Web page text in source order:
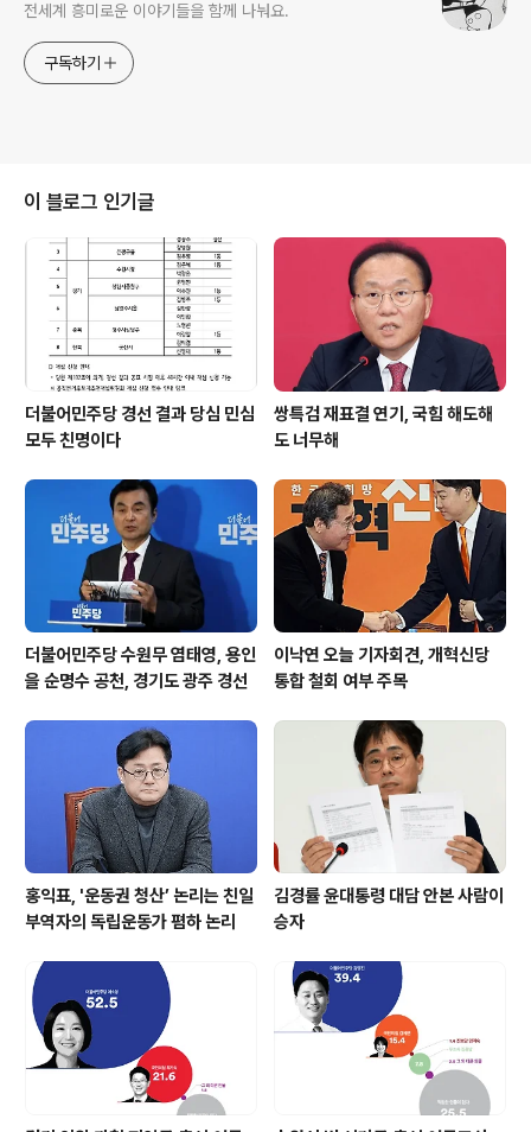
전세계 흥미로운 이야기들을 함께 나눠요.
구독하기
이 블로그 인기글
더불어민주당 경선 결과 당심 민심
모두 친명이다
쌍특검 재표결 연기, 국힘 해도해
도 너무해
더불어민주당 수원무 염태영, 용인
을 순명수 공천, 경기도 광주 경선
이낙연 오늘 기자회견, 개혁신당
통합 철회 여부 주목
홍익표, '운동권 청산’ 논리는 친일
부역자의 독립운동가 폄하 논리
김경률 윤대통령 대담 안본 사람이
승자